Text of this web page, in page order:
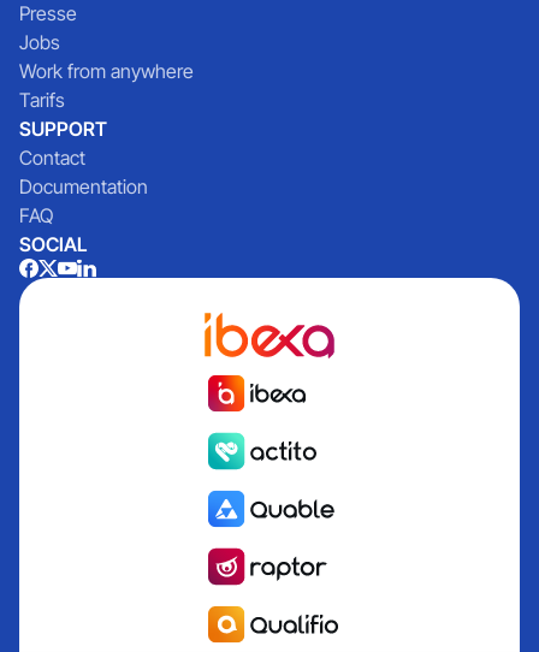
Presse
Jobs
Work from anywhere
Tarifs
SUPPORT
Contact
Documentation
FAQ
SOCIAL